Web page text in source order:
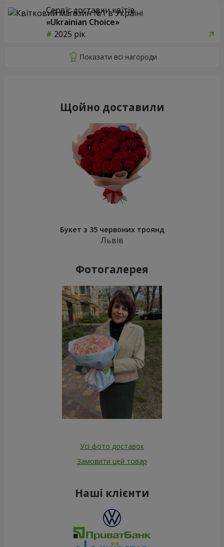
Сервіс доставки квітів
«Ukrainian Choice»
2025 рік
Щойно доставили
Букет з 35 червоних троянд
Львів
Фотогалерея
Усі фото доставок
Замовити цей товар
Наші клієнти